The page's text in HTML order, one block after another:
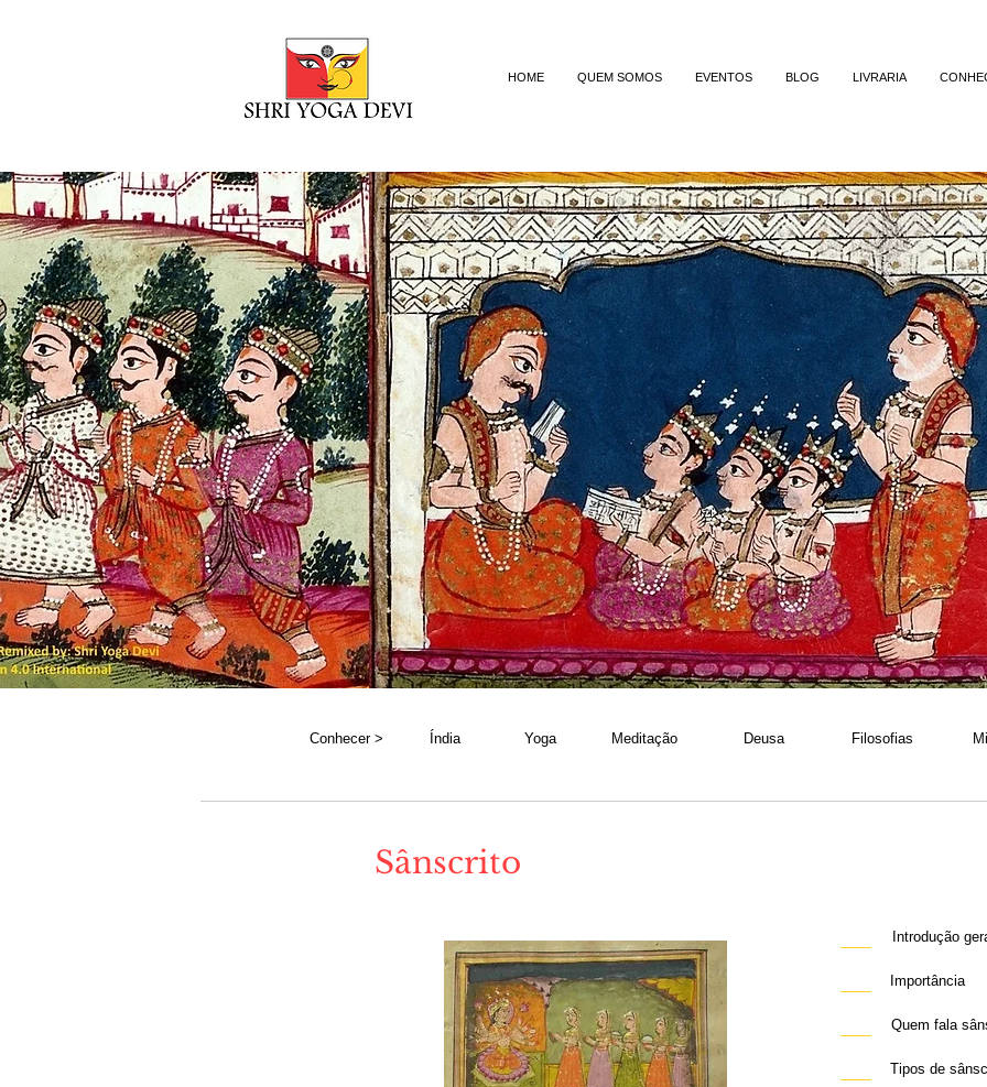
HOME QUEM SOMOS EVENTOS BLOG LIVRARIA
Conhecer > Índia Yoga Meditação Deusa Filosofias
Sânscrito
Introdução
Importância
Quem fala
Tipos de